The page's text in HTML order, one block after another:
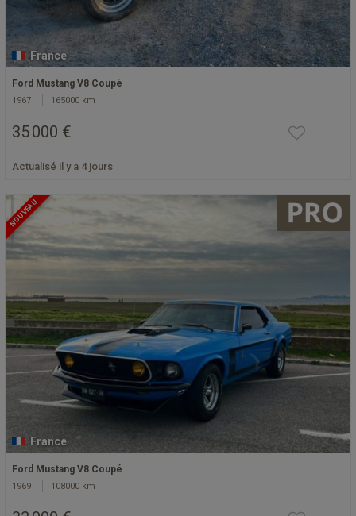
France
Ford Mustang V8 Coupé
1967 165000 km
35 000 €
Actualisé il y a 4 jours
NOUVEAU
France
Ford Mustang V8 Coupé
1969 108000 km